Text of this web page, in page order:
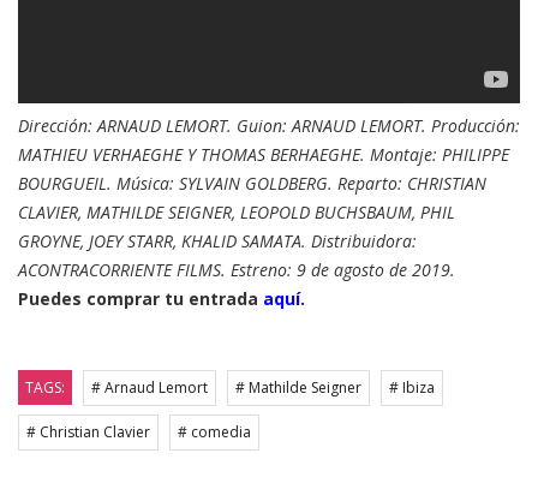
Dirección: ARNAUD LEMORT. Guion: ARNAUD LEMORT. Producción:
MATHIEU VERHAEGHE Y THOMAS BERHAEGHE. Montaje: PHILIPPE
BOURGUEIL. Música: SYLVAIN GOLDBERG. Reparto: CHRISTIAN
CLAVIER, MATHILDE SEIGNER, LEOPOLD BUCHSBAUM, PHIL
GROYNE, JOEY STARR, KHALID SAMATA. Distribuidora:
ACONTRACORRIENTE FILMS. Estreno: 9 de agosto de 2019.
Puedes comprar tu entrada aquí.
TAGS: # Arnaud Lemort # Mathilde Seigner # Ibiza
# Christian Clavier # comedia